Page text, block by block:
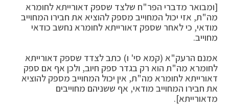
[ומבואר מדברי הפר"ח שלצד שספק דאורייתא לחומרא
מה"ת, אזי יכול המחוייב מספק להוציא את חבירו המחוייב
מודאי, כי לאחר שספק דאורייתא לחומרא נחשב כודאי
מחוייב.
אמנם הרעק"א (קמא סי' ו) כתב לצדד שספק דאורייתא
לחומרא מה"ת הוא רק בגדר ספק חיוב, ולכן אף אם ספק
דאורייתא לחומרא מה"ת, אין יכול המחוייב מספק להוציא
את חבירו המחוייב מודאי, אף ששניהם מחוייבים
מדאורייתא].